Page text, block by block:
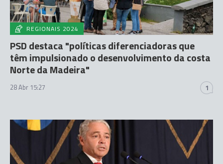
REGIONAIS 2024
PSD destaca "políticas diferenciadoras que
têm impulsionado o desenvolvimento da costa
Norte da Madeira"
28 Abr 15:27 1